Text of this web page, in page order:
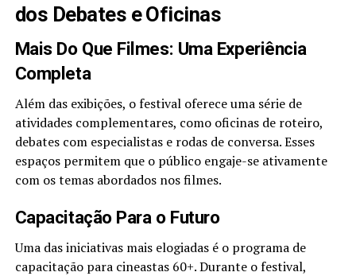
dos Debates e Oficinas
Mais Do Que Filmes: Uma Experiência
Completa
Além das exibições, o festival oferece uma série de
atividades complementares, como oficinas de roteiro,
debates com especialistas e rodas de conversa. Esses
espaços permitem que o público engaje-se ativamente
com os temas abordados nos filmes.
Capacitação Para o Futuro
Uma das iniciativas mais elogiadas é o programa de
capacitação para cineastas 60+. Durante o festival,